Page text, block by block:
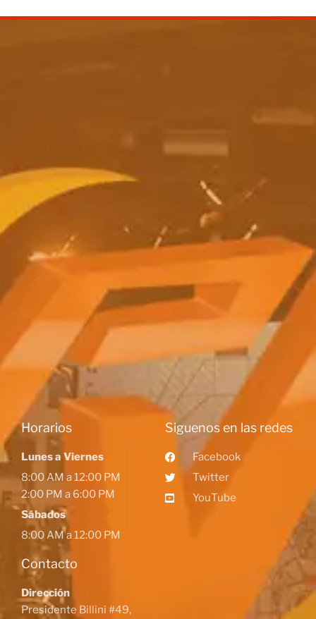
Horarios
Lunes a Viernes
8:00 AM a 12:00 PM
2:00 PM a 6:00 PM
Sábados
8:00 AM a 12:00 PM
Contacto
Dirección
Presidente Billini #49,
Siguenos en las redes
Facebook
Twitter
YouTube